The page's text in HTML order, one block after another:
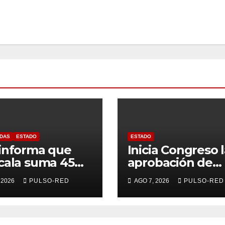
ESTADO
que
suma 45
con la menor
delitos en el
PULSO-RED
ESTADO
Inicia Congreso
aprobación de
dictámenes de
cuentas públicas
entes
AGO 7, 2026 PULSO-RED